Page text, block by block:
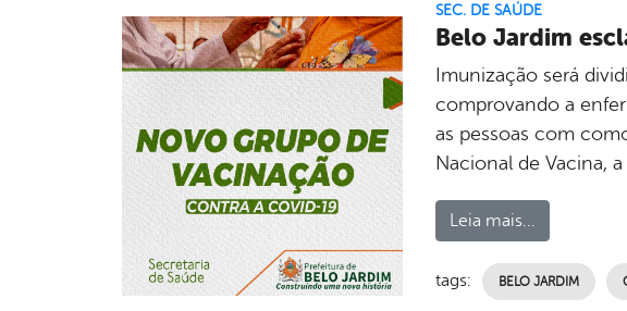
SEC. DE SAÚDE
Belo Jardim
Imunização será
comprovando a
as pessoas com
Nacional de Vacina,
Leia mais...
tags: BELO JARDIM